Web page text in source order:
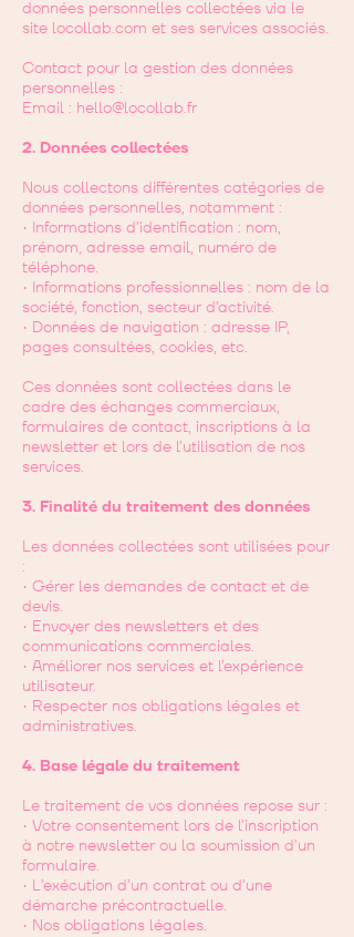
données personnelles collectées via le
site locollab.com et ses services associés.
Contact pour la gestion des données
personnelles :
Email : hello@locollab.fr
2. Données collectées
Nous collectons différentes catégories de
données personnelles, notamment :
• Informations d’identification : nom,
prénom, adresse email, numéro de
téléphone.
• Informations professionnelles : nom de la
société, fonction, secteur d’activité.
• Données de navigation : adresse IP,
pages consultées, cookies, etc.
Ces données sont collectées dans le
cadre des échanges commerciaux,
formulaires de contact, inscriptions à la
newsletter et lors de l’utilisation de nos
services.
3. Finalité du traitement des données
Les données collectées sont utilisées pour
:
• Gérer les demandes de contact et de
devis.
• Envoyer des newsletters et des
communications commerciales.
• Améliorer nos services et l’expérience
utilisateur.
• Respecter nos obligations légales et
administratives.
4. Base légale du traitement
Le traitement de vos données repose sur :
• Votre consentement lors de l’inscription
à notre newsletter ou la soumission d’un
formulaire.
• L’exécution d’un contrat ou d’une
démarche précontractuelle.
• Nos obligations légales.